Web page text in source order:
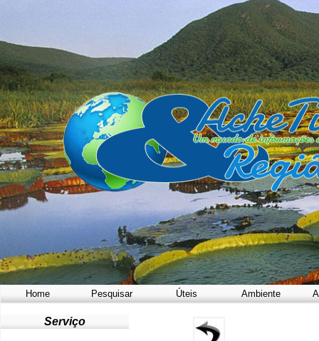
Home Pesquisar Úteis Ambiente
Serviço